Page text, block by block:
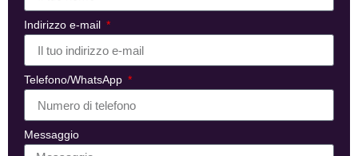
Indirizzo e-mail
Telefono/WhatsApp
Messaggio